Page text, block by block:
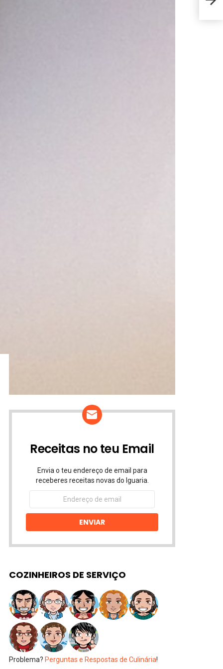
Receitas no teu Email
Envia o teu endereço de email para
receberes receitas novas do Iguaria.
Endereço
email
ENVIAR
COZINHEIROS DE SERVIÇO
Problema? Perguntas e Respostas de Culinária!